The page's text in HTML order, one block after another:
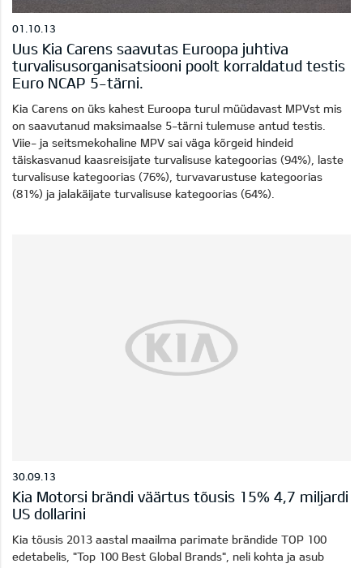
01.10.13
Uus Kia Carens saavutas Euroopa juhtiva
turvalisusorganisatsiooni poolt korraldatud testis
Euro NCAP 5-tärni.
Kia Carens on üks kahest Euroopa turul müüdavast MPVst mis
on saavutanud maksimaalse 5-tärni tulemuse antud testis.
Viie- ja seitsmekohaline MPV sai väga kõrgeid hindeid
täiskasvanud kaasreisijate turvalisuse kategoorias (94%), laste
turvalisuse kategoorias (76%), turvavarustuse kategoorias
(81%) ja jalakäijate turvalisuse kategoorias (64%).
30.09.13
Kia Motorsi brändi väärtus tõusis 15% 4,7 miljardi
US dollarini
Kia tõusis 2013 aastal maailma parimate brändide TOP 100
edetabelis, "Top 100 Best Global Brands", neli kohta ja asub